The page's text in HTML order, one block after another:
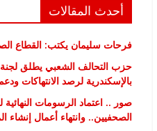
أحدث المقالات
فرحات سليمان يكتب: القطاع
حزب التحالف الشعبي يطلق
بالإسكندرية لرصد الانتهاكات
صور .. اعتماد الرسومات النهائية
الصحفيين.. وانتهاء أعمال إنشاء